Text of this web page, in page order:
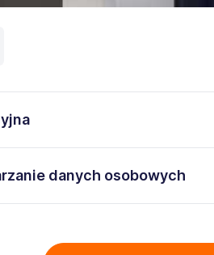
osobowych zawartych w
danych osobowych
11 Listopada 60-62 , NIP: